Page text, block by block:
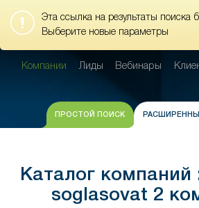
Компании Лиды Вебинары
Компании Лиды Вебинары
ПРОСТОЙ ПОИСК
Каталог компаний
soglasovat 2
Эта ссылка на результаты поиска
Выберите новые параметры